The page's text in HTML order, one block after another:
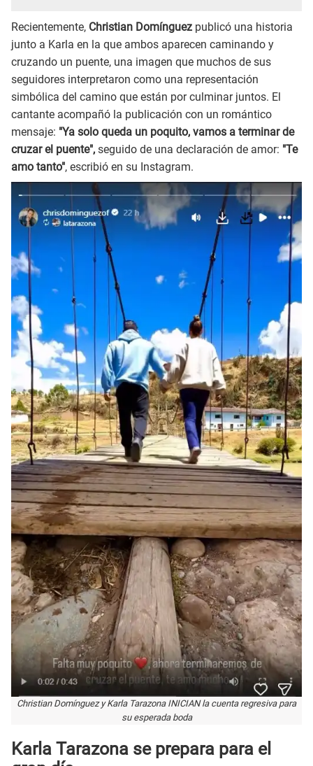
Recientemente, Christian Domínguez publicó una historia
junto a Karla en la que ambos aparecen caminando y
cruzando un puente, una imagen que muchos de sus
seguidores interpretaron como una representación
simbólica del camino que están por culminar juntos. El
cantante acompañó la publicación con un romántico
mensaje: "Ya solo queda un poquito, vamos a terminar de
cruzar el puente", seguido de una declaración de amor: "Te
amo tanto", escribió en su Instagram.
Christian Domínguez y Karla Tarazona INICIAN la cuenta regresiva para
su esperada boda
Karla Tarazona se prepara para el